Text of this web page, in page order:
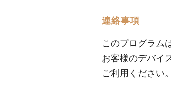
連絡事項
このプログラム
お客様のデバイ
ご利用ください。